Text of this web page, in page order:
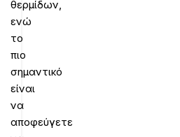
θερμίδων,
ενώ
το
πιο
σημαντικό
είναι
να
αποφεύγετε